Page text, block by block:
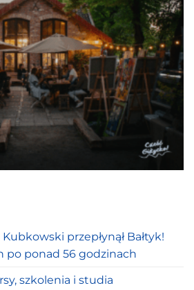
przepłynął Bałtyk!
po ponad 56 godzinach
szkolenia i studia